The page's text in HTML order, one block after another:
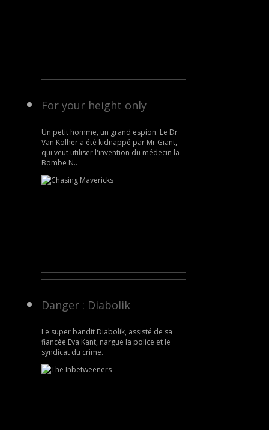
For your height only
Un petit homme, un grand espion. Le Dr
Van Kolher a été kidnappé par Mr Giant,
qui veut utiliser l'invention du médecin la
Bombe N..
Danger : Diabolik
Le super bandit Diabolik, assisté de sa
fiancée Eva Kant, nargue la police et le
syndicat du crime.